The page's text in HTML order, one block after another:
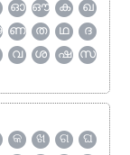
ഓ ഔ ക
ഖ
ണ ത ഥ
ദ
വ ശ ഷ
സ
କ ଖ ଗ
ଘ